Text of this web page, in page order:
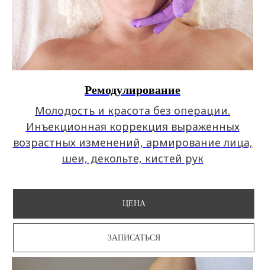
Ремодулирование
Молодость и красота без операции.
Инъекционная коррекция выраженных
возрастных изменений, армирование лица,
шеи, декольте, кистей рук
ЦЕНА
ЗАПИСАТЬСЯ